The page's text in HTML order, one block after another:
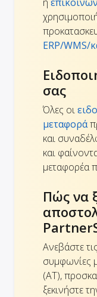
ERP/WMS/
σας
Όλες οι
μεταφορά
και
και
μεταφορέα
Πώς να
Ανεβάστε
συμφωνίες
(AT),
ξεκινήστε